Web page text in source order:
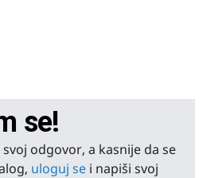
se!
odgovor, a kasnije da se
uloguj se i napiši svoj